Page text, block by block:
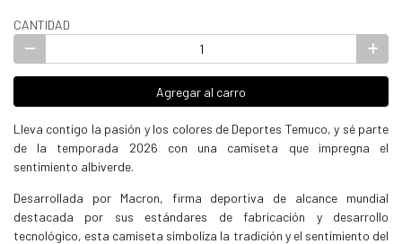
CANTIDAD
Agregar al carro
Lleva contigo la pasión y los colores de Deportes Temuco, y sé parte
de la temporada 2026 con una camiseta que impregna el
sentimiento albiverde.
Desarrollada por Macron, firma deportiva de alcance mundial
destacada por sus estándares de fabricación y desarrollo
tecnológico, esta camiseta simboliza la tradición y el sentimiento del